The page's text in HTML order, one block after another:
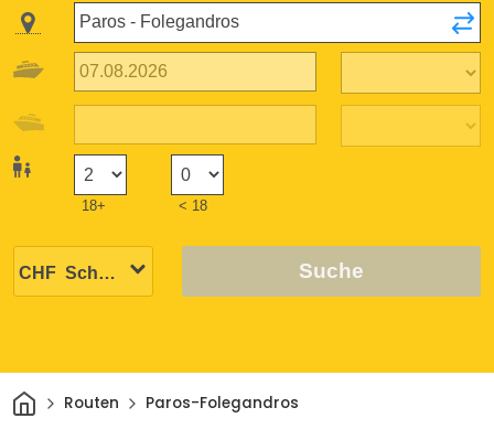
18+ < 18
Suche
HeimRouten Paros-Folegandros